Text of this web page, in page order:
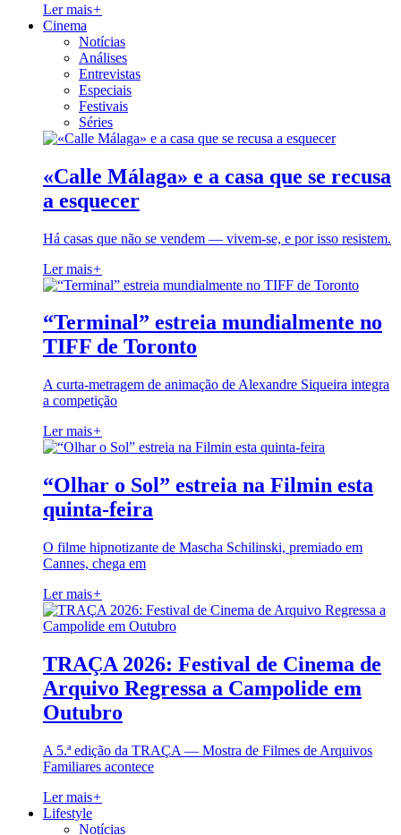
Ler mais+
Cinema
Notícias
Análises
Entrevistas
Especiais
Festivais
Séries
«Calle Málaga» e a casa que se recusa
a esquecer
Há casas que não se vendem — vivem-se, e por isso resistem.
Ler mais+
“Terminal” estreia mundialmente no
TIFF de Toronto
A curta-metragem de animação de Alexandre Siqueira integra
a competição
Ler mais+
“Olhar o Sol” estreia na Filmin esta
quinta-feira
O filme hipnotizante de Mascha Schilinski, premiado em
Cannes, chega em
Ler mais+
TRAÇA 2026: Festival de Cinema de
Arquivo Regressa a Campolide em
Outubro
A 5.ª edição da TRAÇA — Mostra de Filmes de Arquivos
Familiares acontece
Ler mais+
Lifestyle
Notícias